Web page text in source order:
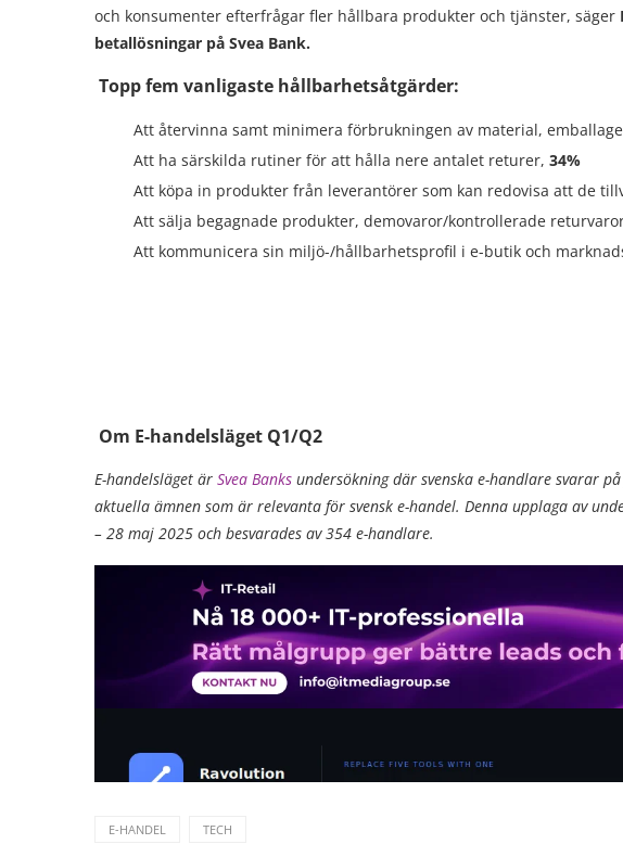
och konsumenter efterfrågar fler hållbara produkter och tjänster, säger
betallösningar på Svea Bank.
Topp fem vanligaste hållbarhetsåtgärder:
Att återvinna samt minimera förbrukningen av material,
Att ha särskilda rutiner för att hålla nere antalet returer, 34%
Att köpa in produkter från leverantörer som kan redovisa att de
Att sälja begagnade produkter, demovaror/kontrollerade
Att kommunicera sin miljö-/hållbarhetsprofil i e-butik och
Om E-handelsläget Q1/Q2
E-handelsläget är Svea Banks undersökning där svenska e-handlare svarar
aktuella ämnen som är relevanta för svensk e-handel. Denna upplaga av
– 28 maj 2025 och besvarades av 354 e-handlare.
E-HANDEL TECH